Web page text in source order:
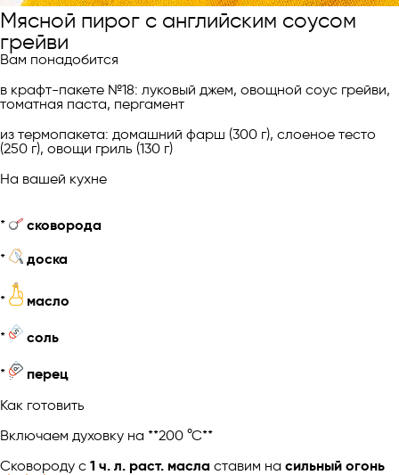
Мясной пирог с английским соусом
грейви
Вам понадобится
в крафт-пакете №18: луковый джем, овощной соус грейви,
томатная паста, пергамент
из термопакета: домашний фарш (300 г), слоеное тесто
(250 г), овощи гриль (130 г)
На вашей кухне
*
сковорода
*
доска
* масло
* соль
*
перец
Как готовить
Включаем духовку на **200 °С**
Сковороду с 1 ч. л. раст. масла ставим на сильный огонь